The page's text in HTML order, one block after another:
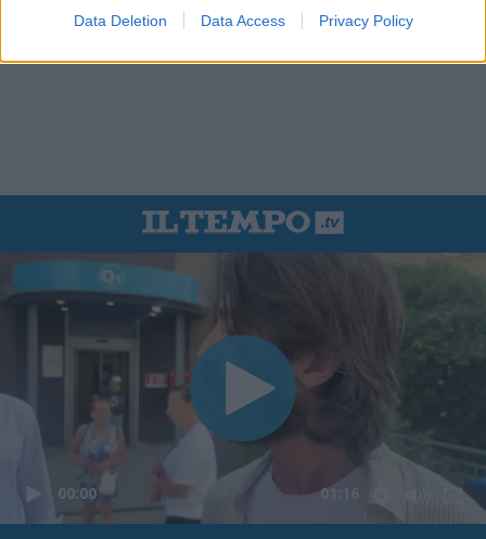
Data Deletion Data Access Privacy Policy
00:00 01:16